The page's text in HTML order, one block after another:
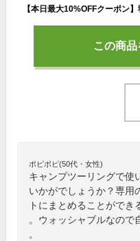
この商
ポピポピ(50代・女性)
キャンプツーリングで使
いかがでしょうか？専用
トにまとめることができ
。ウォッシャブルなので
。